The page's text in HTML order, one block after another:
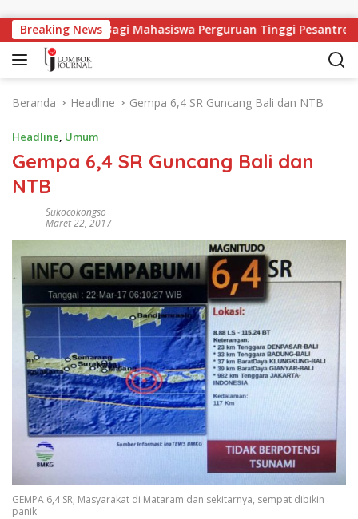
Breaking News
Kerja Bagi Mahasiswa Perguruan Tinggi Pesantren
Beranda Headline Gempa 6,4 SR Guncang Bali dan NTB
Headline, Umum
Gempa 6,4 SR Guncang Bali dan
NTB
Sukocokongso
Maret 22, 2017
GEMPA 6,4 SR; Masyarakat di Mataram dan sekitarnya, sempat dibikin
panik